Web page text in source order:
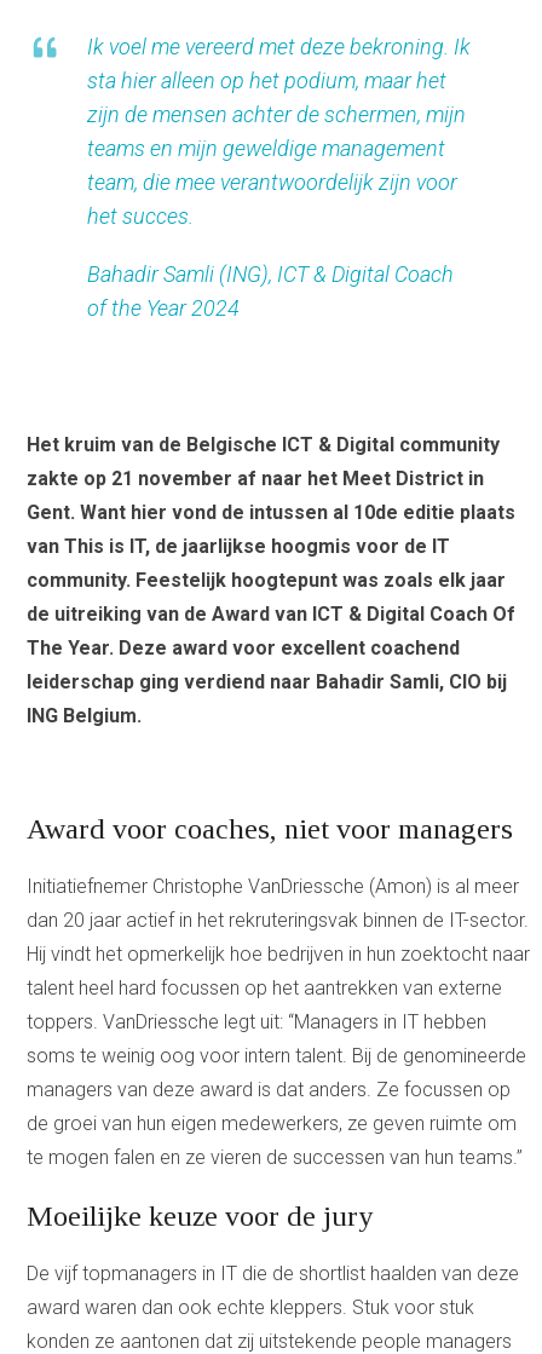
Ik voel me vereerd met deze bekroning. Ik
sta hier alleen op het podium, maar het
zijn de mensen achter de schermen, mijn
teams en mijn geweldige management
team, die mee verantwoordelijk zijn voor
het succes.
Bahadir Samli (ING), ICT & Digital Coach
of the Year 2024
Het kruim van de Belgische ICT & Digital community
zakte op 21 november af naar het Meet District in
Gent. Want hier vond de intussen al 10de editie plaats
van This is IT, de jaarlijkse hoogmis voor de IT
community. Feestelijk hoogtepunt was zoals elk jaar
de uitreiking van de Award van ICT & Digital Coach Of
The Year. Deze award voor excellent coachend
leiderschap ging verdiend naar Bahadir Samli, CIO bij
ING Belgium.
Award voor coaches, niet voor managers
Initiatiefnemer Christophe VanDriessche (Amon) is al meer
dan 20 jaar actief in het rekruteringsvak binnen de IT-sector.
Hij vindt het opmerkelijk hoe bedrijven in hun zoektocht naar
talent heel hard focussen op het aantrekken van externe
toppers. VanDriessche legt uit: “Managers in IT hebben
soms te weinig oog voor intern talent. Bij de genomineerde
managers van deze award is dat anders. Ze focussen op
de groei van hun eigen medewerkers, ze geven ruimte om
te mogen falen en ze vieren de successen van hun teams.”
Moeilijke keuze voor de jury
De vijf topmanagers in IT die de shortlist haalden van deze
award waren dan ook echte kleppers. Stuk voor stuk
konden ze aantonen dat zij uitstekende people managers